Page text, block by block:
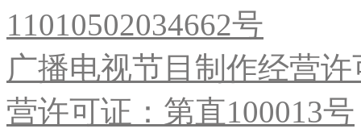
11010502034662号
广播电视节目制作经营
营许可证：第直100013号